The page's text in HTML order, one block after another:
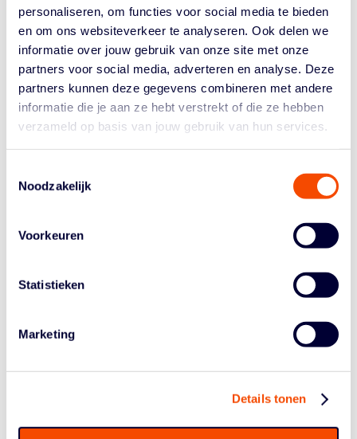
personaliseren, om functies voor social media te bieden
en om ons websiteverkeer te analyseren. Ook delen we
informatie over jouw gebruik van onze site met onze
partners voor social media, adverteren en analyse. Deze
partners kunnen deze gegevens combineren met andere
informatie die je aan ze hebt verstrekt of die ze hebben
verzameld op basis van jouw gebruik van hun services.
Noodzakelijk
Voorkeuren
Statistieken
Marketing
Details tonen
Verenigingsscheidsrechter van het Jaar
Naast het bedanken van scheidsrechters is de Week
van de Scheidsrechter ook een mooie gelegenheid om
verhalen te delen. Elke scheidsrechter heeft een mooi
verhaal over zijn fluitcarrière, het begeleiden van nieuwe
scheidsrechters of kleine momenten die het fluiten leuk
maken. Verenigingen die verhalen delen via Social
Op zondag 13 oktober, de laatste dag van de Week van
worden. Hij of zij zal Nino Neeleman opvolgen als
Nino deze prijs nadat zijn vereniging DAS hem had